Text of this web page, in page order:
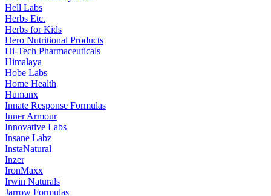
Hell Labs
Herbs Etc.
Herbs for Kids
Hero Nutritional Products
Hi-Tech Pharmaceuticals
Himalaya
Hobe Labs
Home Health
Humanx
Innate Response Formulas
Inner Armour
Innovative Labs
Insane Labz
InstaNatural
Inzer
IronMaxx
Irwin Naturals
Jarrow Formulas